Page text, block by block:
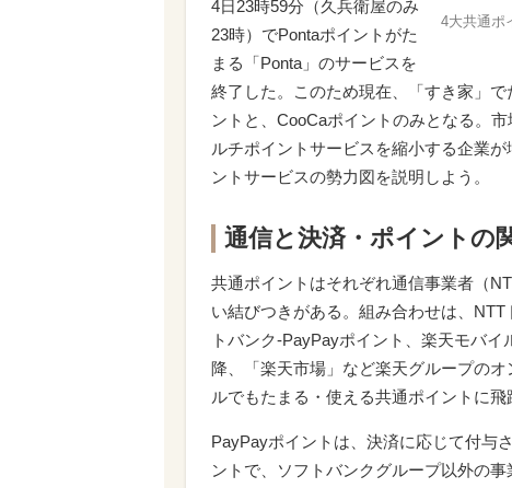
4大共通ポ
4日23時59分（久兵衛屋のみ
23時）でPontaポイントがた
まる「Ponta」のサービスを
終了した。このため現在、「すき家」
ントと、CooCaポイントのみとなる。
ルチポイントサービスを縮小する企業
ントサービスの勢力図を説明しよう。
通信と決済・ポイントの
共通ポイントはそれぞれ通信事業者（
い結びつきがある。組み合わせは、
トバンク-PayPayポイント、楽天モバ
降、「楽天市場」など楽天グループの
ルでもたまる・使える共通ポイントに
PayPayポイントは、決済に応じて付与
ントで、ソフトバンクグループ以外の